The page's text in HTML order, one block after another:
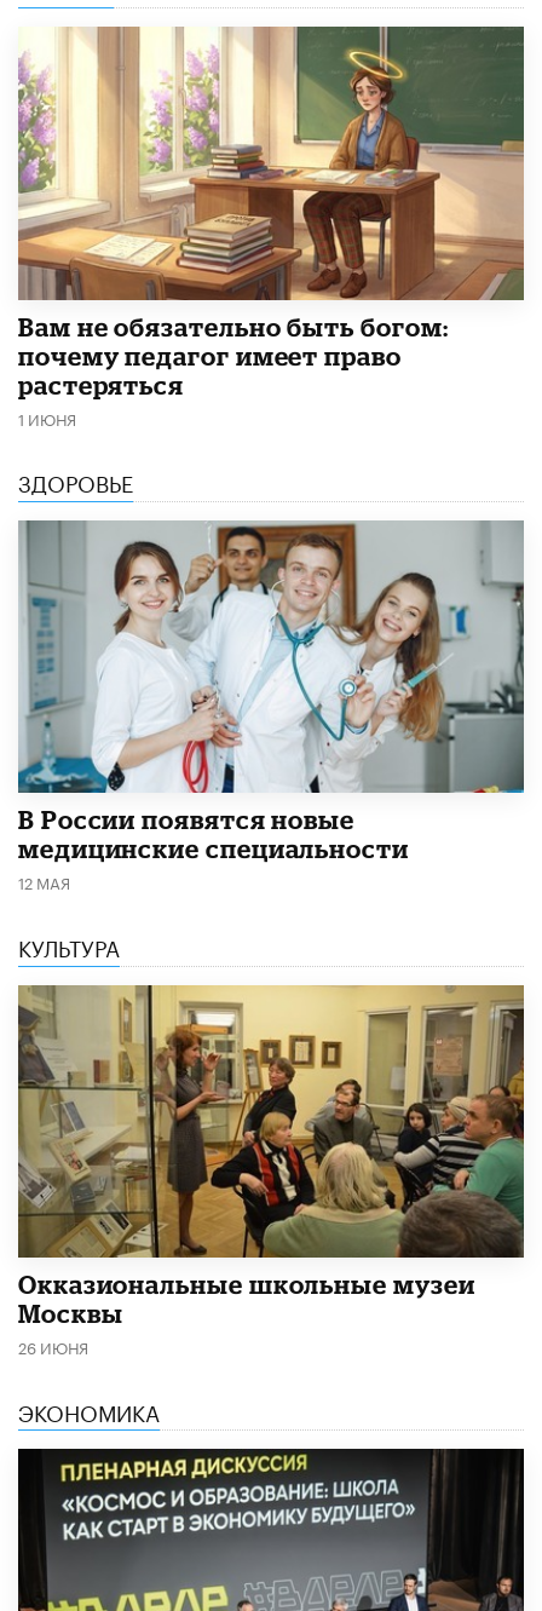
​Вам не обязательно быть богом:
почему педагог имеет право
растеряться
1 ИЮНЯ
ЗДОРОВЬЕ
В России появятся новые
медицинские специальности
12 МАЯ
КУЛЬТУРА
​Окказиональные школьные музеи
Москвы
26 ИЮНЯ
ЭКОНОМИКА